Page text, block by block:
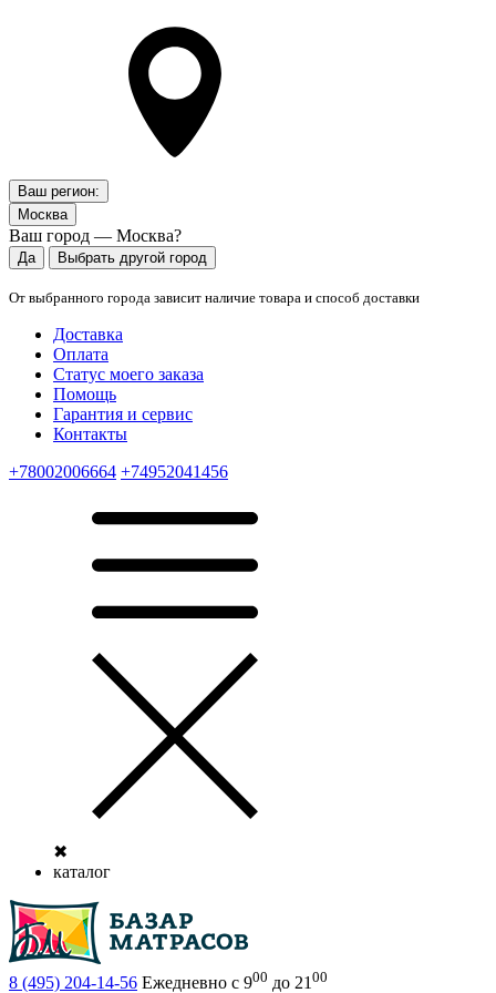
Ваш регион:
Москва
Ваш город — Москва?
Да Выбрать другой город
От выбранного города зависит наличие товара и способ доставки
Доставка
Оплата
Статус моего заказа
Помощь
Гарантия и сервис
Контакты
+78002006664 +74952041456
✖
каталог
8 (495) 204-14-56 Ежедневно с 900 до 21 00